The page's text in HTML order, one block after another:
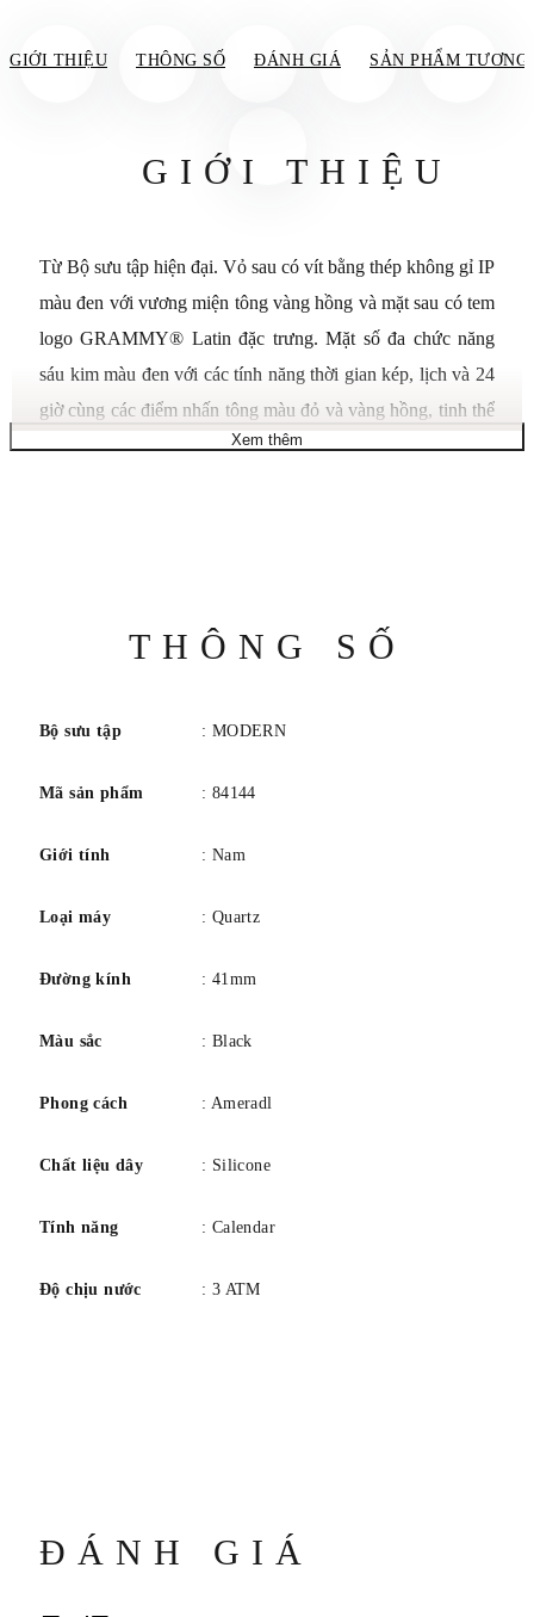
GIỚI THIỆU THÔNG SỐ ĐÁNH GIÁ SẢN PHẨM TƯƠNG
GIỚI THIỆU
Từ Bộ sưu tập hiện đại. Vỏ sau có vít bằng thép không gỉ IP
màu đen với vương miện tông vàng hồng và mặt sau có tem
logo GRAMMY® Latin đặc trưng. Mặt số đa chức năng
sáu kim màu đen với các tính năng thời gian kép, lịch và 24
giờ cùng các điểm nhấn tông màu đỏ và vàng hồng, tinh thể
sapphire hình vòm với lớp phủ chống phản chiếu màu xanh
Chất liệu vỏ: Thép không gỉ
Đường kính vỏ: 41
Chức năng: Lịch, Hai mươi bốn giờ
Kính: Pha lê Sapphire hình vòm kim loại
Xem thêm
THÔNG SỐ
Bộ sưu tập : MODERN
Mã sản phẩm : 84144
Giới tính : Nam
Loại máy : Quartz
Đường kính : 41mm
Màu sắc : Black
Phong cách : Ameradl
Chất liệu dây : Silicone
Tính năng : Calendar
Độ chịu nước : 3 ATM
ĐÁNH GIÁ